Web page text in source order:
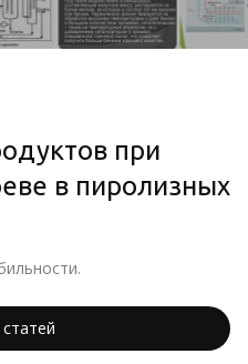
при
в пиролизных